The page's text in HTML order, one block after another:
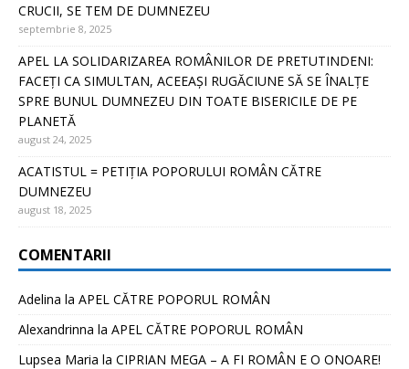
CRUCII, SE TEM DE DUMNEZEU
septembrie 8, 2025
APEL LA SOLIDARIZAREA ROMÂNILOR DE PRETUTINDENI:
FACEȚI CA SIMULTAN, ACEEAȘI RUGĂCIUNE SĂ SE ÎNALȚE
SPRE BUNUL DUMNEZEU DIN TOATE BISERICILE DE PE
PLANETĂ
august 24, 2025
ACATISTUL = PETIȚIA POPORULUI ROMÂN CĂTRE
DUMNEZEU
august 18, 2025
COMENTARII
Adelina la APEL CĂTRE POPORUL ROMÂN
Alexandrinna la APEL CĂTRE POPORUL ROMÂN
Lupsea Maria la CIPRIAN MEGA – A FI ROMÂN E O ONOARE!